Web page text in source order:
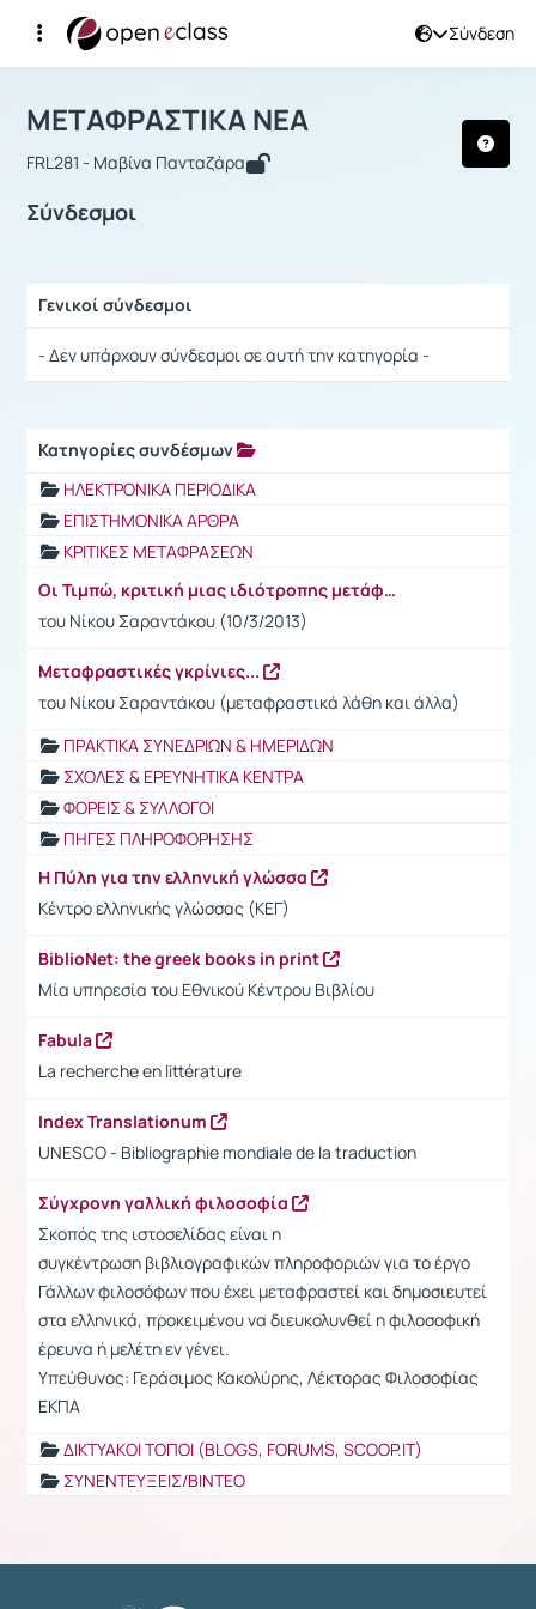
Σύνδεση
Αρχική Σελίδα
Μάθημα : ΜΕΤΑΦΡΑΣΤΙΚΑ ΝΕΑ
ΜΕΤΑΦΡΑΣΤΙΚΑ ΝΕΑ
FRL281 - Μαβίνα Πανταζάρα
Σύνδεσμοι
Γενικοί σύνδεσμοι
- Δεν υπάρχουν σύνδεσμοι σε αυτή την κατηγορία -
Κατηγορίες συνδέσμων
ΗΛΕΚΤΡΟΝΙΚΑ ΠΕΡΙΟΔΙΚΑ
ΕΠΙΣΤΗΜΟΝΙΚΑ ΑΡΘΡΑ
ΚΡΙΤΙΚΕΣ ΜΕΤΑΦΡΑΣΕΩΝ
Οι Τιμπώ, κριτική μιας ιδιότροπης μετάφρασης
του Νίκου Σαραντάκου (10/3/2013)
Μεταφραστικές γκρίνιες...
του Νίκου Σαραντάκου (μεταφραστικά λάθη και άλλα)
ΠΡΑΚΤΙΚΑ ΣΥΝΕΔΡΙΩΝ & ΗΜΕΡΙΔΩΝ
ΣΧΟΛΕΣ & ΕΡΕΥΝΗΤΙΚΑ ΚΕΝΤΡΑ
ΦΟΡΕΙΣ & ΣΥΛΛΟΓΟΙ
ΠΗΓΕΣ ΠΛΗΡΟΦΟΡΗΣΗΣ
Η Πύλη για την ελληνική γλώσσα
Κέντρο ελληνικής γλώσσας (ΚΕΓ)
BiblioNet: the greek books in print
Μία υπηρεσία του Εθνικού Κέντρου Βιβλίου
Fabula
La recherche en littérature
Index Translationum
UNESCO - Bibliographie mondiale de la traduction
Σύγχρονη γαλλική φιλοσοφία
Σκοπός της ιστοσελίδας είναι η
συγκέντρωση βιβλιογραφικών πληροφοριών για το έργο
Γάλλων φιλοσόφων που έχει μεταφραστεί και δημοσιευτεί
στα ελληνικά, προκειμένου να διευκολυνθεί η φιλοσοφική
έρευνα ή μελέτη εν γένει.
Υπεύθυνος: Γεράσιμος Κακολύρης, Λέκτορας Φιλοσοφίας
ΕΚΠΑ
ΔΙΚΤΥΑΚΟΙ ΤΟΠΟΙ (BLOGS, FORUMS, SCOOP.IT)
ΣΥΝΕΝΤΕΥΞΕΙΣ/ΒΙΝΤΕΟ